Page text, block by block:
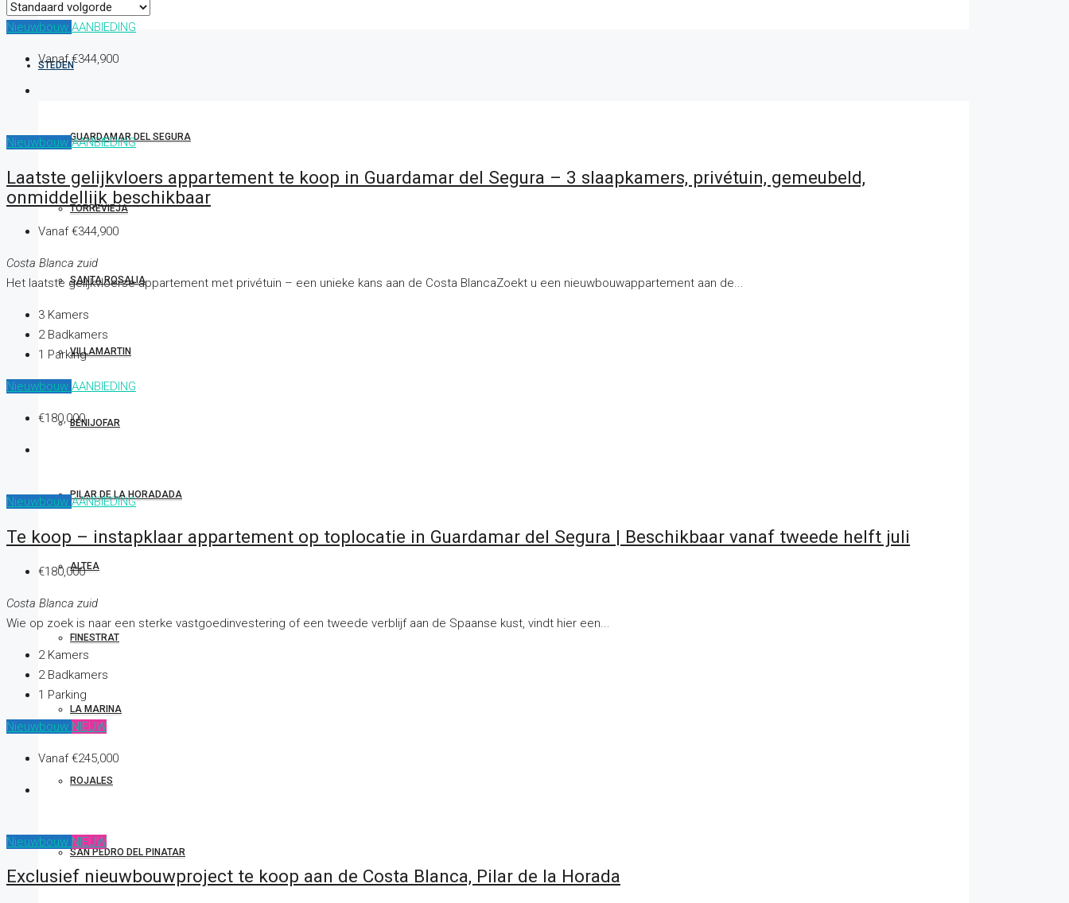
STEDEN
GUARDAMAR DEL SEGURA
TORREVIEJA
SANTA ROSALIA
VILLAMARTIN
BÉNIJOFAR
PILAR DE LA HORADADA
ALTEA
FINESTRAT
LA MARINA
ROJALES
SAN PEDRO DEL PINATAR
Nieuwbouw AANBIEDING
Vanaf€344,900
Nieuwbouw AANBIEDING
Laatste gelijkvloers appartement te koop in Guardamar del Segura – 3 slaapkamers, privétuin, gemeubeld,
onmiddellijk beschikbaar
Vanaf€344,900
Costa Blanca zuid
Het laatste gelijkvloerse appartement met privétuin – een unieke kans aan de Costa BlancaZoekt u een nieuwbouwappartement aan de...
3 Kamers
2 Badkamers
1 Parking
Nieuwbouw AANBIEDING
€180,000
Nieuwbouw AANBIEDING
Te koop – instapklaar appartement op toplocatie in Guardamar del Segura | Beschikbaar vanaf tweede helft juli
€180,000
Costa Blanca zuid
Wie op zoek is naar een sterke vastgoedinvestering of een tweede verblijf aan de Spaanse kust, vindt hier een...
2 Kamers
2 Badkamers
1 Parking
Nieuwbouw NIEUW
Vanaf€245,000
Nieuwbouw NIEUW
Exclusief nieuwbouwproject te koop aan de Costa Blanca, Pilar de la Horada